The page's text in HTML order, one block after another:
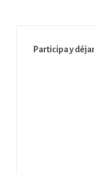
Participa y